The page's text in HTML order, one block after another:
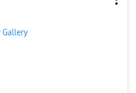
Gallery